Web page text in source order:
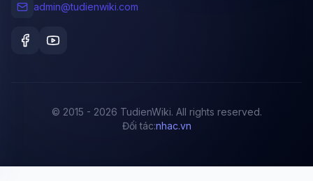
admin@tudienwiki.com
© 2015 - 2026 TudienWiki. All rights reserved.
Đối tác:nhac.vn